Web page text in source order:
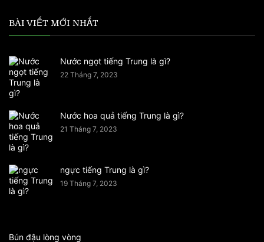
BÀI VIẾT MỚI NHẤT
Nước ngọt tiếng Trung là gì?
22 Tháng 7, 2023
Nước hoa quả tiếng Trung là gì?
21 Tháng 7, 2023
ngực tiếng Trung là gì?
19 Tháng 7, 2023
Bún đậu lòng vòng